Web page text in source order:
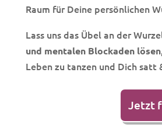
Raum für Deine persönlichen
Lass uns das Übel an der
und mentalen Blockaden lösen
Leben zu tanzen und Dich satt
Jetzt